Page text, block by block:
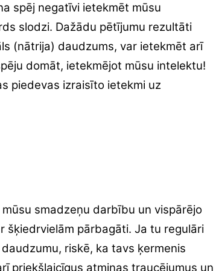
spēj negatīvi ietekmēt mūsu
slodzi. Dažādu pētījumu rezultāti
(nātrija) daudzums, var ietekmēt arī
domāt, ietekmējot mūsu intelektu!
piedevas izraisīto ietekmi uz
smadzeņu darbību un vispārējo
šķiedrvielām pārbagāti. Ja tu regulāri
riskē, ka tavs ķermenis
priekšlaicīgus atmiņas traucējumus un